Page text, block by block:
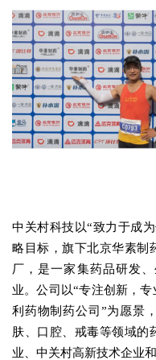
中关村科技以“致力于成
略目标，旗下北京华素制
厂，是一家集药品研发
业。公司以“专注创新，
利药物制药公司”为愿景
肤、口腔、戒毒等领域的
业、中关村高新技术企业